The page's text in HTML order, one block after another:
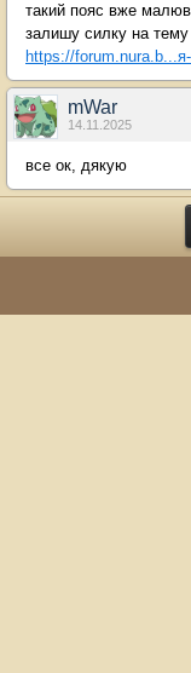
такий пояс вже
залишу силку на
https://
mWar
14.11.2025
все ок, дякую